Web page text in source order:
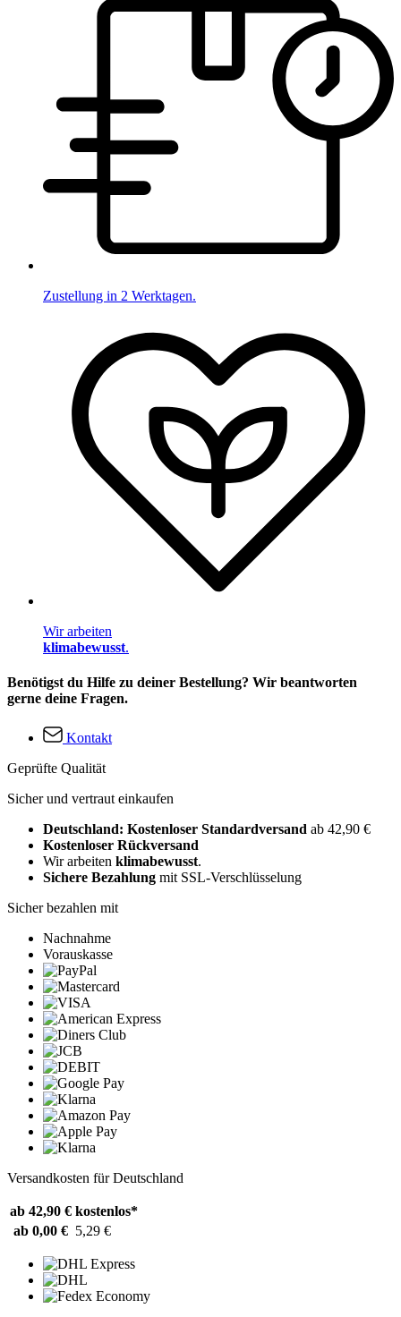
Zustellung in 2 Werktagen.
Wir arbeiten
klimabewusst.
Benötigst du Hilfe zu deiner Bestellung? Wir beantworten
gerne deine Fragen.
Kontakt
Geprüfte Qualität
Sicher und vertraut einkaufen
Deutschland: Kostenloser Standardversand ab 42,90 €
Kostenloser Rückversand
Wir arbeiten klimabewusst.
Sichere Bezahlung mit SSL-Verschlüsselung
Sicher bezahlen mit
Nachnahme
Vorauskasse
Versandkosten für Deutschland
ab 42,90 € kostenlos*
ab 0,00 € 5,29 €